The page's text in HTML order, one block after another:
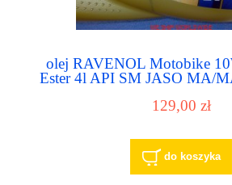
olej RAVENOL Motobike
Ester 4l API SM JASO MA/
129,00 zł
do koszyka